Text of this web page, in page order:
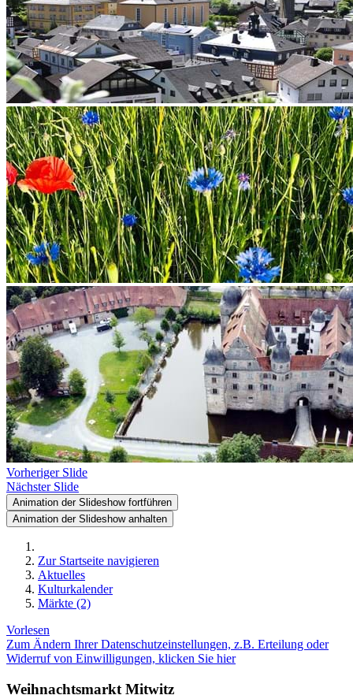
Vorheriger Slide
Nächster Slide
Animation der Slideshow fortführen
Animation der Slideshow anhalten
Zur Startseite navigieren
Aktuelles
Kulturkalender
Märkte (2)
Vorlesen
Zum Ändern Ihrer Datenschutzeinstellungen, z.B. Erteilung oder
Widerruf von Einwilligungen, klicken Sie hier
Weihnachtsmarkt Mitwitz